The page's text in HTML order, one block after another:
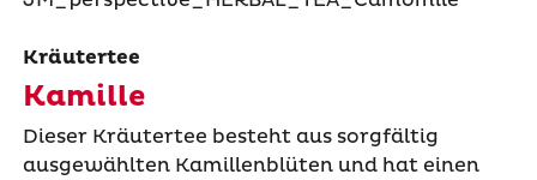
Kräutertee
Kamille
Dieser Kräutertee besteht aus sorgfältig
ausgewählten Kamillenblüten und hat einen